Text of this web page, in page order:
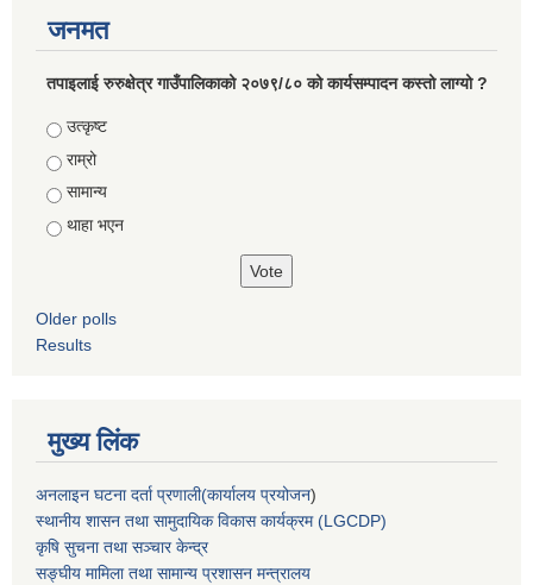
जनमत
तपाइलाई रुरुक्षेत्र गाउँपालिकाको २०७९/८० को कार्यसम्पादन कस्तो लाग्यो ?
Choices
उत्कृष्ट
राम्रो
सामान्य
थाहा भएन
Older polls
Results
मुख्य लिंक
अनलाइन घटना दर्ता प्रणाली(कार्यालय प्रयोजन)
स्थानीय शासन तथा सामुदायिक विकास कार्यक्रम (LGCDP)
कृषि सुचना तथा सञ्चार केन्द्र
सङ्घीय मामिला तथा सामान्य प्रशासन मन्त्रालय